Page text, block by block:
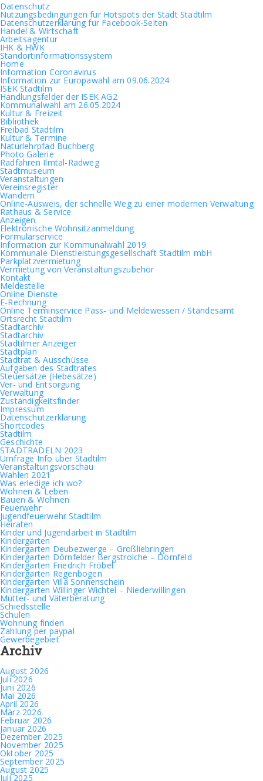
Datenschutz
Nutzungsbedingungen für Hotspots der Stadt Stadtilm
Datenschutzerklärung für Facebook-Seiten
Handel & Wirtschaft
Arbeitsagentur
IHK & HWK
Standortinformationssystem
Home
Information Coronavirus
Information zur Europawahl am 09.06.2024
ISEK Stadtilm
Handlungsfelder der ISEK AG2
Kommunalwahl am 26.05.2024
Kultur & Freizeit
Bibliothek
Freibad Stadtilm
Kultur & Termine
Naturlehrpfad Buchberg
Photo Galerie
Radfahren Ilmtal-Radweg
Stadtmuseum
Veranstaltungen
Vereinsregister
Wandern
Online-Ausweis, der schnelle Weg zu einer modernen Verwaltung
Rathaus & Service
Anzeigen
Elektronische Wohnsitzanmeldung
Formularservice
Information zur Kommunalwahl 2019
Kommunale Dienstleistungsgesellschaft Stadtilm mbH
Parkplatzvermietung
Vermietung von Veranstaltungszubehör
Kontakt
Meldestelle
Online Dienste
E-Rechnung
Online Terminservice Pass- und Meldewessen / Standesamt
Ortsrecht Stadtilm
Stadtarchiv
Stadtarchiv
Stadtilmer Anzeiger
Stadtplan
Stadtrat & Ausschüsse
Aufgaben des Stadtrates
Steuersätze (Hebesätze)
Ver- und Entsorgung
Verwaltung
Zuständigkeitsfinder
Impressum
Datenschutzerklärung
Shortcodes
Stadtilm
Geschichte
STADTRADELN 2023
Umfrage Info über Stadtilm
Veranstaltungsvorschau
Wahlen 2021
Was erledige ich wo?
Wohnen & Leben
Bauen & Wohnen
Feuerwehr
Jugendfeuerwehr Stadtilm
Heiraten
Kinder und Jugendarbeit in Stadtilm
Kindergärten
Kindergarten Deubezwerge – Großliebringen
Kindergarten Dörnfelder Bergstrolche – Dörnfeld
Kindergarten Friedrich Fröbel
Kindergarten Regenbogen
Kindergarten Villa Sonnenschein
Kindergarten Willinger Wichtel – Niederwillingen
Mütter- und Väterberatung
Schiedsstelle
Schulen
Wohnung finden
Zahlung per paypal
Gewerbegebiet
Archiv
August 2026
Juli 2026
Juni 2026
Mai 2026
April 2026
März 2026
Februar 2026
Januar 2026
Dezember 2025
November 2025
Oktober 2025
September 2025
August 2025
Juli 2025